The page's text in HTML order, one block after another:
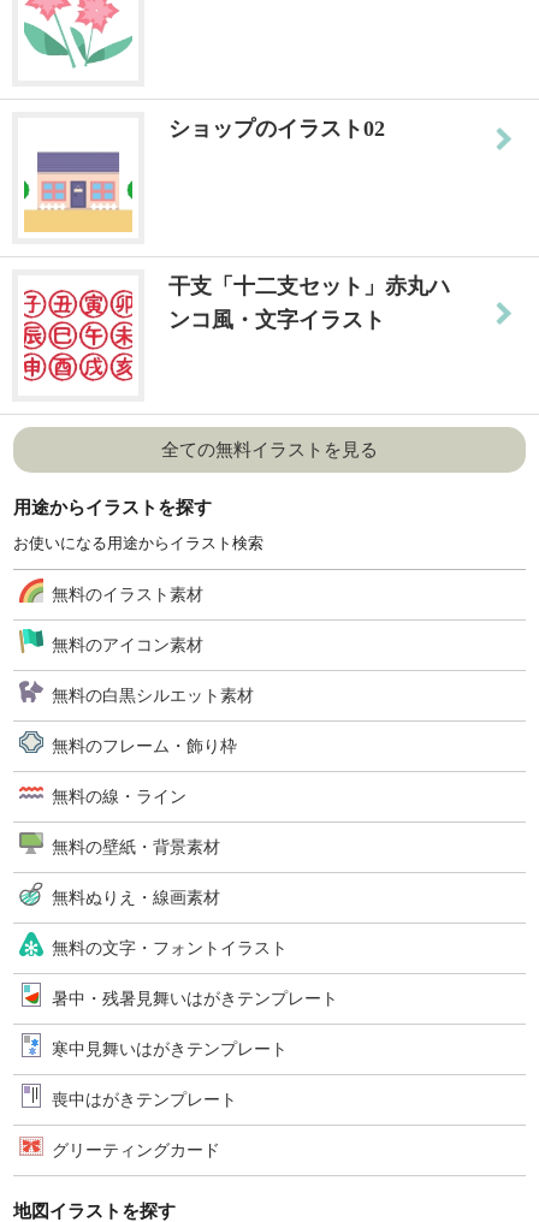
ショップのイラスト02
干支「十二支セット」赤丸ハ
ンコ風・文字イラスト
全ての無料イラストを見る
用途からイラストを探す
お使いになる用途からイラスト検索
無料のイラスト素材
無料のアイコン素材
無料の白黒シルエット素材
無料のフレーム・飾り枠
無料の線・ライン
無料の壁紙・背景素材
無料ぬりえ・線画素材
無料の文字・フォントイラスト
暑中・残暑見舞いはがきテンプレート
寒中見舞いはがきテンプレート
喪中はがきテンプレート
グリーティングカード
地図イラストを探す